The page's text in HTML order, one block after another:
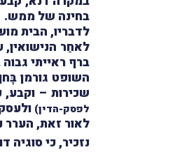
בחינה של ממש.
לדבריו, הבית
לאחַר
ברף ראייתי
השופט גורמן
שכירות –
לפסק-הדין)
לאור זאת, הערר
נזכיר, כי סוגיה